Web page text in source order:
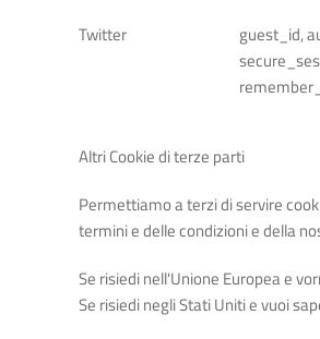
Twitter
guest_id,
Altri Cookie di terze parti
Permettiamo a terzi di servire
termini e delle condizioni e della
Se risiedi nell'Unione Europea e
Se risiedi negli Stati Uniti e vuoi